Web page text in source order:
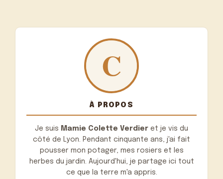
À PROPOS
Je suis Mamie Colette Verdier et je vis du
côté de Lyon. Pendant cinquante ans, j'ai fait
pousser mon potager, mes rosiers et les
herbes du jardin. Aujourd'hui, je partage ici tout
ce que la terre m'a appris.